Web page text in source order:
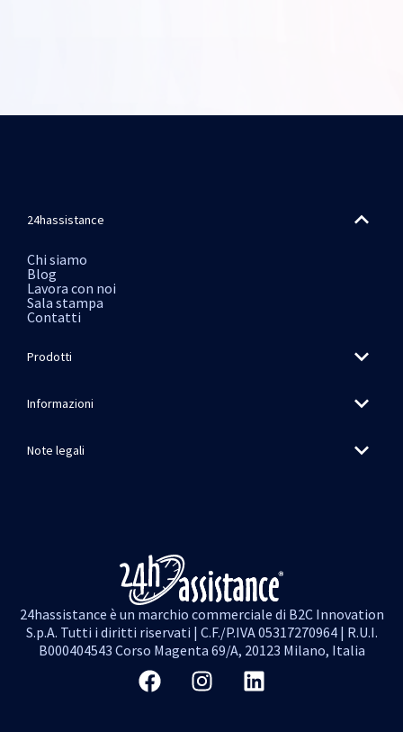
24hassistance
Chi siamo
Blog
Lavora con noi
Sala stampa
Contatti
Prodotti
Informazioni
Note legali
24hassistance è un marchio commerciale di B2C Innovation
S.p.A. Tutti i diritti riservati | C.F./P.IVA 05317270964 | R.U.I.
B000404543 Corso Magenta 69/A, 20123 Milano, Italia